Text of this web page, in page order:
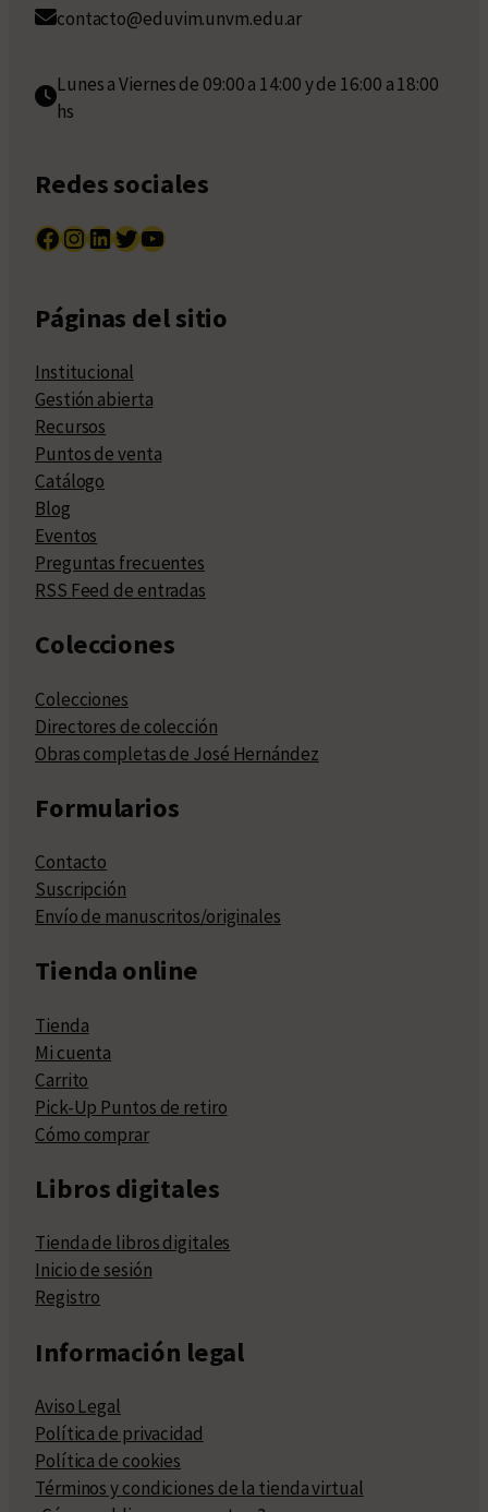
contacto@eduvim.unvm.edu.ar
Lunes a Viernes de 09:00 a 14:00 y de 16:00 a 18:00
hs
Redes sociales
Facebook InstagramLinkedIn Twitter YouTube
Páginas del sitio
Institucional
Gestión abierta
Recursos
Puntos de venta
Catálogo
Blog
Eventos
Preguntas frecuentes
RSS Feed de entradas
Colecciones
Colecciones
Directores de colección
Obras completas de José Hernández
Formularios
Contacto
Suscripción
Envío de manuscritos/originales
Tienda online
Tienda
Mi cuenta
Carrito
Pick-Up Puntos de retiro
Cómo comprar
Libros digitales
Tienda de libros digitales
Inicio de sesión
Registro
Información legal
Aviso Legal
Política de privacidad
Política de cookies
Términos y condiciones de la tienda virtual